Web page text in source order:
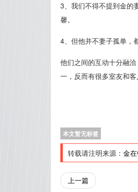
3、我们不得不提到金的
馨。
4、但他并不妻子孤单，
他们之间的互动十分融
一，反而有很多室友和
本文暂无标签
转载请注明来源： 金
上一篇